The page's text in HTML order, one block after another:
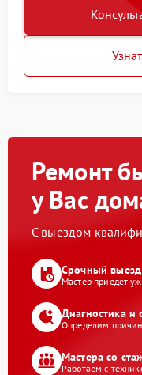
Ремонт
у Вас
С выездом
Срочный выезд
Мастер приедет
Диагностика и
Определим
Мастера со
Работаем с